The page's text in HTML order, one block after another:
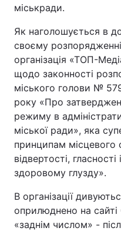
Головна
Україна
Економіка
Спорт
міськради.
Як наголошується в
своєму
організація «ТОП-
щодо законності
міського голови №
року «Про
режиму в
міської ради», яка
принципам місцевого
відвертості,
здоровому глузду».
В організації
оприлюднено на сайті
«заднім числом» -